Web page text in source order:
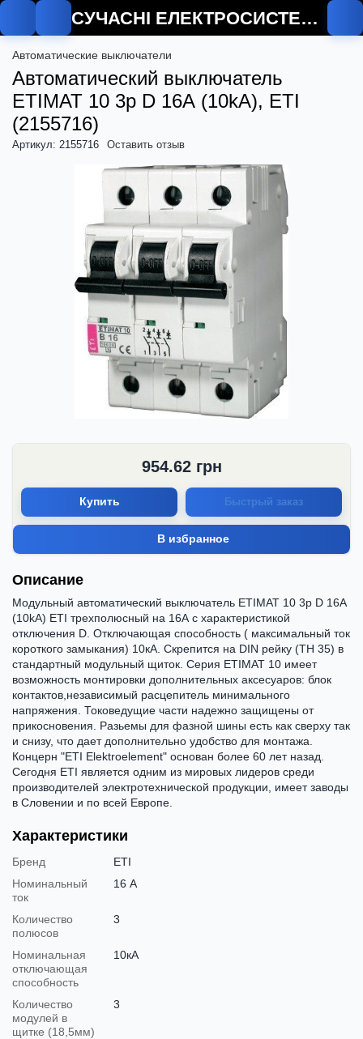
СУЧАСНІ ЕЛЕКТРОСИСТЕМИ
Автоматические выключатели
Автоматический выключатель
ETIMAT 10 3p D 16А (10kA), ETI
(2155716)
Артикул: 2155716 Оставить отзыв
954.62грн
Купить Быстрый заказ
В избранное
Описание
Модульный автоматический выключатель ETIMAT 10 3p D 16А
(10kA) ETI трехполюсный на 16А с характеристикой
отключения D. Отключающая способность ( максимальный ток
короткого замыкания) 10кА. Скрепится на DIN рейку (ТН 35) в
стандартный модульный щиток. Серия ETIMAT 10 имеет
возможность монтировки дополнительных аксесуаров: блок
контактов,независимый расцепитель минимального
напряжения. Токоведущие части надежно защищены от
прикосновения. Разьемы для фазной шины есть как сверху так
и снизу, что дает дополнительно удобство для монтажа.
Концерн "ETI Elektroelement" основан более 60 лет назад.
Сегодня ETI является одним из мировых лидеров среди
производителей электротехнической продукции, имеет заводы
в Словении и по всей Европе.
Характеристики
Бренд
ETI
Номинальный
ток
16 А
Количество
полюсов
3
Номинальная
отключающая
способность
10кА
Количество
модулей в
щитке (18,5мм)
3